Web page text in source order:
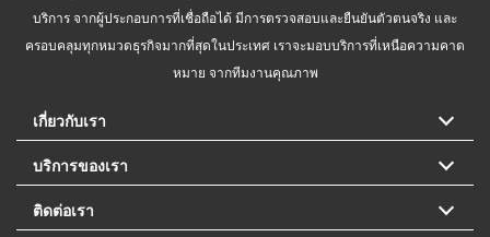
บริการ จากผู้ประกอบการที่เชื่อถือได้ มีการตรวจสอบและยืนยันตัวตนจริง และ
ครอบคลุมทุกหมวดธุรกิจมากที่สุดในประเทศ เราจะมอบบริการที่เหนือความคาด
หมาย จากทีมงานคุณภาพ
เกี่ยวกับเรา
บริการของเรา
ติดต่อเรา